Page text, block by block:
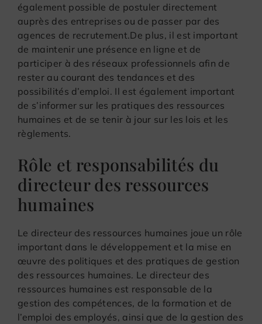
également possible de postuler directement
auprès des entreprises ou de passer par des
agences de recrutement.De plus, il est important
de maintenir une présence en ligne et de
participer à des réseaux professionnels afin de
rester au courant des tendances et des
possibilités d’emploi. Il est également important
de s’informer sur les pratiques des ressources
humaines et de se tenir à jour sur les lois et les
règlements.
Rôle et responsabilités du
directeur des ressources
humaines
Le directeur des ressources humaines joue un rôle
important dans le développement et la mise en
œuvre des politiques et des pratiques de gestion
des ressources humaines. Le directeur des
ressources humaines est responsable de la
gestion des compétences, de la formation et de
l’emploi des employés, ainsi que de la gestion des